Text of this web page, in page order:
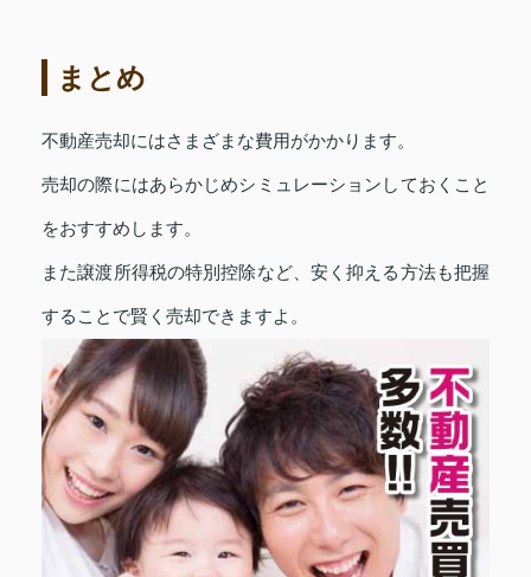
まとめ
不動産売却にはさまざまな費用がかかります。
売却の際にはあらかじめシミュレーションしておくこと
をおすすめします。
また譲渡所得税の特別控除など、安く抑える方法も把握
することで賢く売却できますよ。